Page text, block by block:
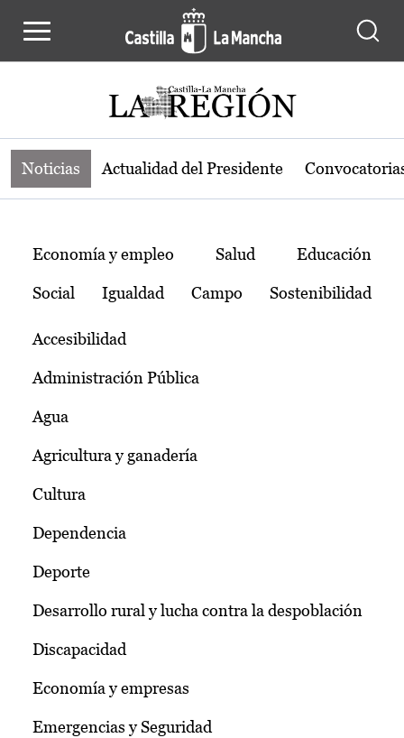
Noticias de la región de Castilla-La
Noticias Actualidad del Presidente
Temas
Economía y empleo Salud Educación
Social Igualdad Campo Sostenibilidad
Accesibilidad
Administración Pública
Agua
Agricultura y ganadería
Cultura
Dependencia
Deporte
Desarrollo rural y lucha contra la despoblación
Discapacidad
Economía y empresas
Emergencias y Seguridad